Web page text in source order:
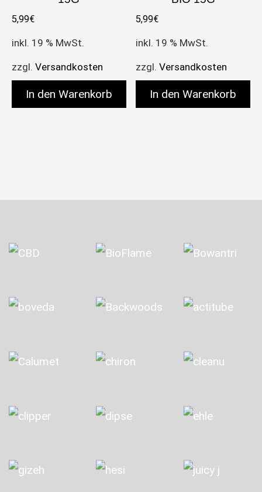
5,99€
inkl. 19 % MwSt.
zzgl. Versandkosten
In den Warenkorb
5,99€
inkl. 19 % MwSt.
zzgl.Versandkosten
In den Warenkorb